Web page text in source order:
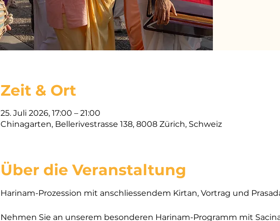
Zeit & Ort
25. Juli 2026, 17:00 – 21:00
Chinagarten, Bellerivestrasse 138, 8008 Zürich, Schweiz
Über die Veranstaltung
Harinam-Prozession mit anschliessendem Kirtan, Vortrag und
Nehmen Sie an unserem besonderen Harinam-Programm mit